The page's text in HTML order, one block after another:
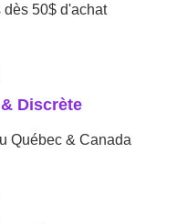
50$ d'achat
Discrète
Québec & Canada